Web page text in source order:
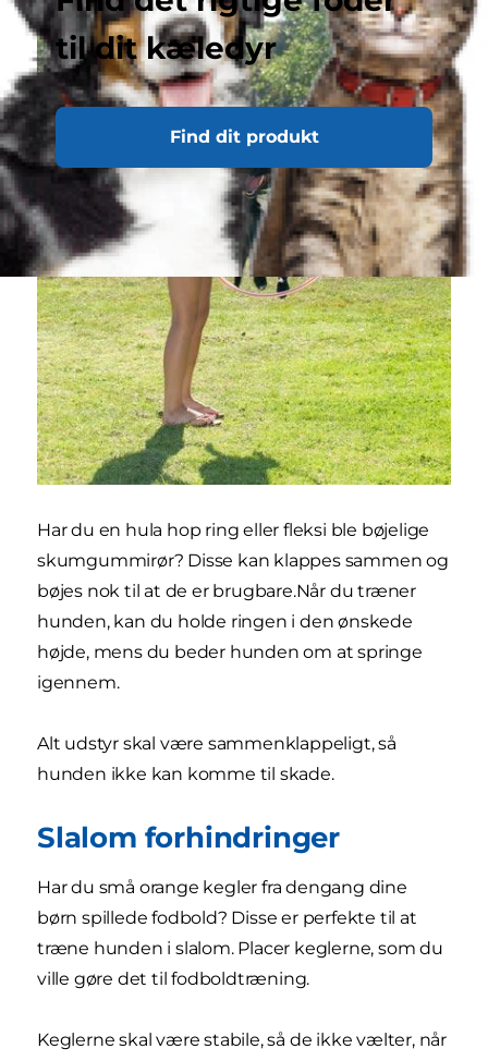
til dit kæledyr
Find dit produkt
Har du en hula hop ring eller fleksi ble bøjelige
skumgummirør? Disse kan klappes sammen og
bøjes nok til at de er brugbare.Når du træner
hunden, kan du holde ringen i den ønskede
højde, mens du beder hunden om at springe
igennem.
Alt udstyr skal være sammenklappeligt, så
hunden ikke kan komme til skade.
Slalom forhindringer
Har du små orange kegler fra dengang dine
børn spillede fodbold? Disse er perfekte til at
træne hunden i slalom. Placer keglerne, som du
ville gøre det til fodboldtræning.
Keglerne skal være stabile, så de ikke vælter, når